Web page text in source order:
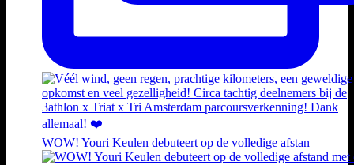
WOW! Youri Keulen debuteert op de volledige afstan